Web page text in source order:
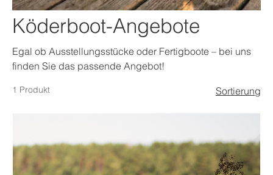
Köderboot-Angebote
Egal ob Ausstellungsstücke oder Fertigboote – bei uns
finden Sie das passende Angebot!
1 Produkt Sortierung